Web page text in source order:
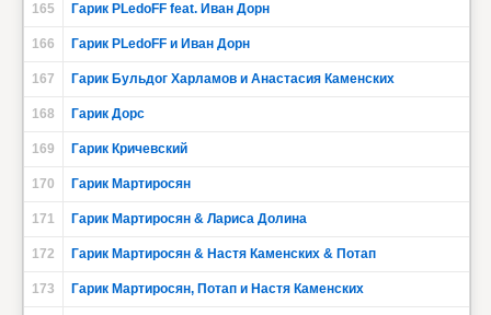
165 Гарик PLedoFF feat. Иван Дорн
166 Гарик PLedoFF и Иван Дорн
167 Гарик Бульдог Харламов и Анастасия Каменских
168 Гарик Дорс
169 Гарик Кричевский
170 Гарик Мартиросян
171 Гарик Мартиросян & Лариса Долина
172 Гарик Мартиросян & Настя Каменских & Потап
173 Гарик Мартиросян, Потап и Настя Каменских